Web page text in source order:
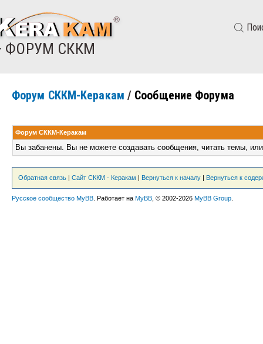
ФОРУМ СККМ
Форум СККМ-Керакам / Сообщение Форума
Форум СККМ-Керакам
Вы забанены. Вы не можете создавать сообщения, читать темы,
Обратная связь | Сайт СККМ - Керакам | Вернуться к началу | Вернуться к
Русское сообщество MyBB . Работает на MyBB , © 2002-2026 MyBB Group